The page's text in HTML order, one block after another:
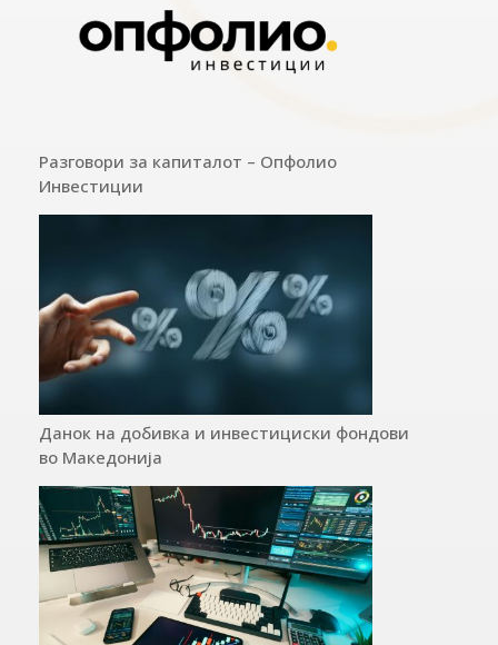
Разговори за капиталот – Опфолио
Инвестиции
Данок на добивка и инвестициски фондови
во Македонија